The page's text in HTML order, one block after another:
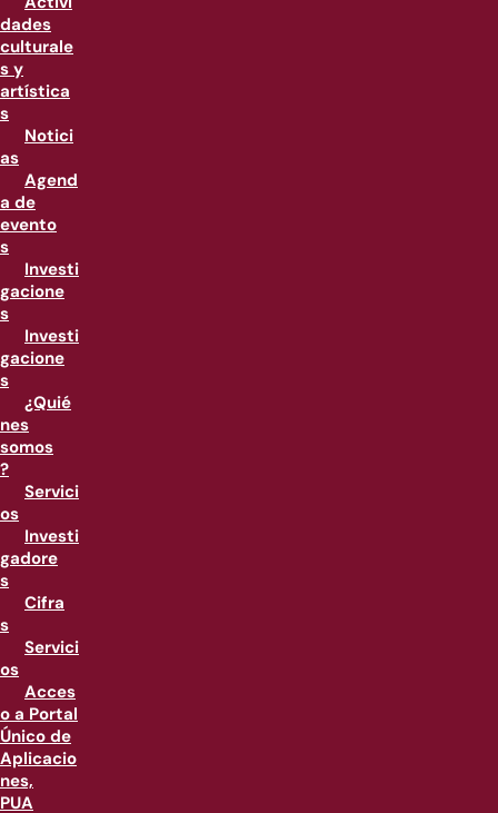
dades
culturale
s y
artística
s
Notici
as
Agend
a de
evento
s
Investi
gacione
s
Investi
gacione
s
¿Quié
nes
somos
?
Servici
os
Investi
gadore
s
Cifra
s
Servici
os
Acces
o a Portal
Único de
Aplicacio
nes,
PUA